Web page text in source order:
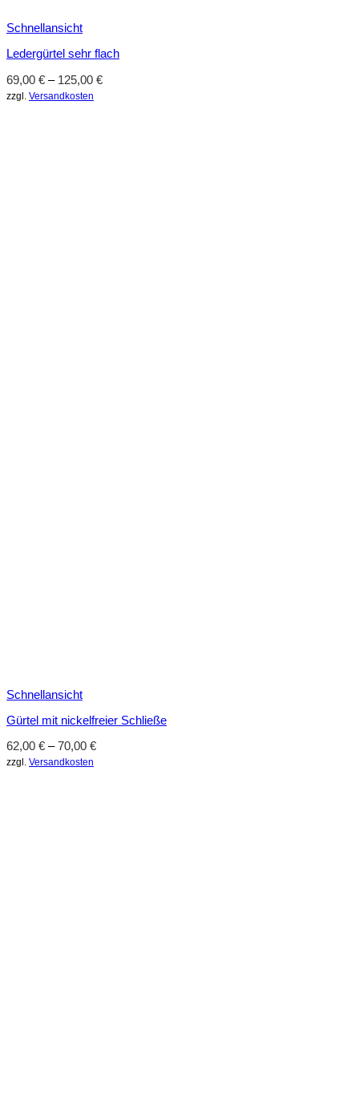
Schnellansicht
Ledergürtel sehr flach
69,00 € – 125,00 €
zzgl. Versandkosten
Schnellansicht
Gürtel mit nickelfreier Schließe
62,00 € –70,00 €
zzgl. Versandkosten